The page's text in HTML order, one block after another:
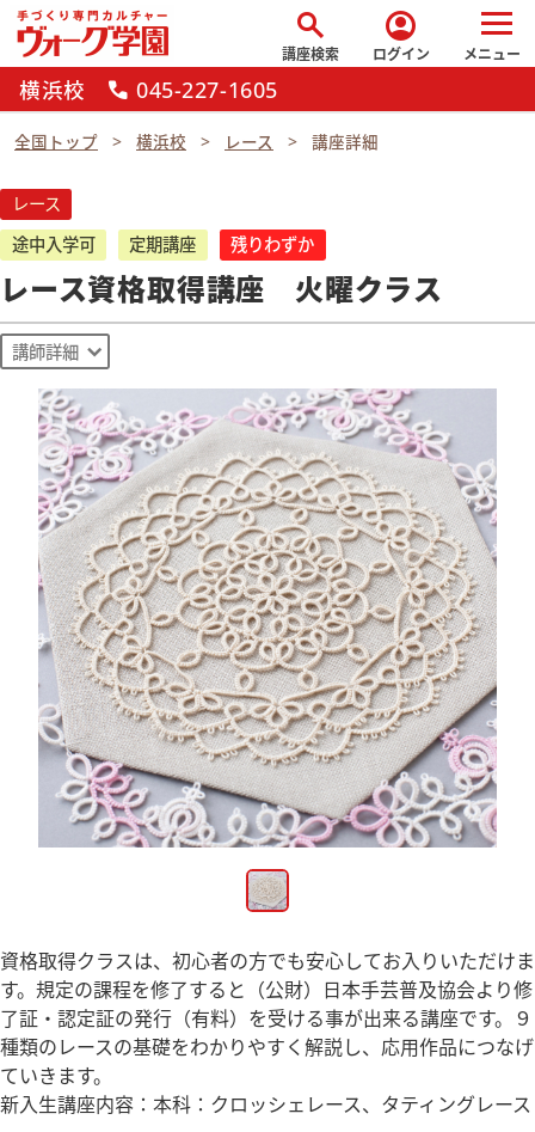
search
講座検索
account_circle
ログイン メニュー
横浜校 call 045-227-1605
全国トップ 横浜校 レース 講座詳細
レース
途中入学可
定期講座 残りわずか
レース資格取得講座 火曜クラス
講師詳細
資格取得クラスは、初心者の方でも安心してお入りいただけま
す。規定の課程を修了すると（公財）日本手芸普及協会より修
了証・認定証の発行（有料）を受ける事が出来る講座です。９
種類のレースの基礎をわかりやすく解説し、応用作品につなげ
ていきます。
新入生講座内容：本科：クロッシェレース、タティングレース